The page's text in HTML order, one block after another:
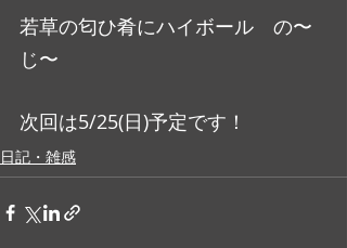
若草の匂ひ肴にハイボール　の〜
じ〜
次回は5/25(日)予定です！
日記・雑感